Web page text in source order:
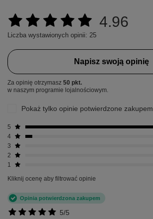
4.96
Liczba wystawionych opinii: 25
Napisz swoją opinię
Za opinię otrzymasz 50 pkt.
w naszym programie lojalnościowym.
Pokaż tylko opinie potwierdzone zakupem
5
4
3
2
1
Kliknij ocenę aby filtrować opinie
5/5
Opinia potwierdzona zakupem